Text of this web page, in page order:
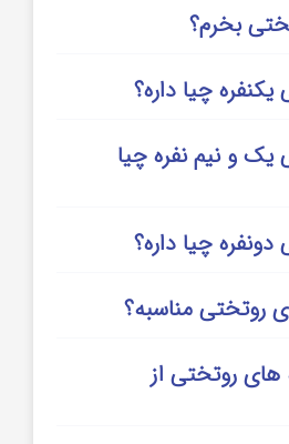
بخرم؟
چیا داره؟
و نیم نفره چیا
چیا داره؟
روتختی مناسبه؟
روتختی از